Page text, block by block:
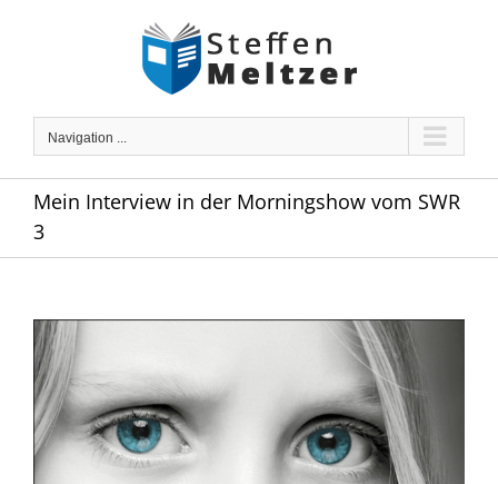
Navigation ...
Mein Interview in der Morningshow vom SWR
3
Zeige
grösseres
Bild